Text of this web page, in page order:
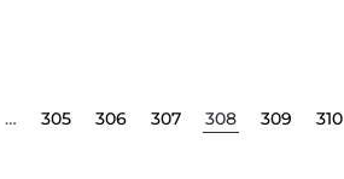
… 305 306 307 308 309 310